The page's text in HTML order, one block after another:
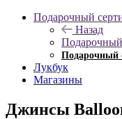
Подарочный
Назад
Подарочный
Лукбук
Магазины
Джинсы